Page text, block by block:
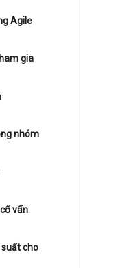
Agile
gia
nhóm
vấn
suất cho